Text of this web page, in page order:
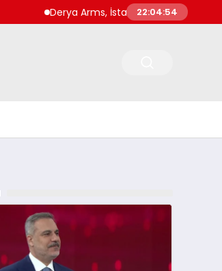
Derya Arms, İstanbul Prohunt 2026’da
22:04:55